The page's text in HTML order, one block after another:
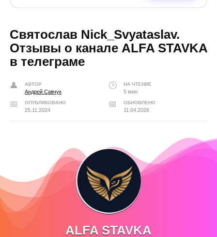
Святослав Nick_Svyataslav.
Отзывы о канале ALFA STAVKA
в телеграме
АВТОР
Андрей Савчук
НА ЧТЕНИЕ
5 мин
ОПУБЛИКОВАНО
25.11.2024
ОБНОВЛЕНО
11.04.2026
ALFA STAVKA